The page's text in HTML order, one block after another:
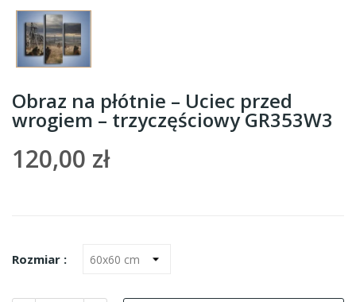
Obraz na płótnie – Uciec przed
wrogiem – trzyczęściowy GR353W3
120,00 zł
Rozmiar :